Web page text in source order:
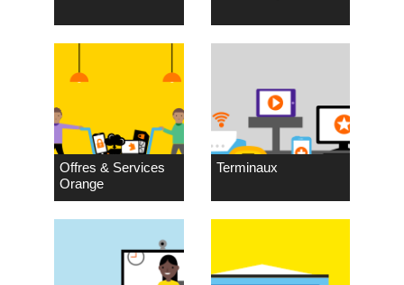
Offres & Services
Orange
Terminaux